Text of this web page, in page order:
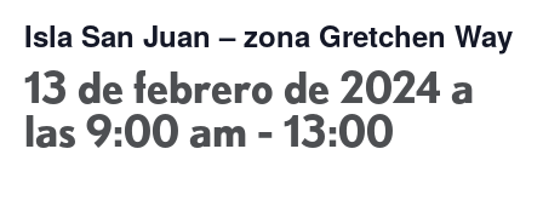
Isla San Juan – zona Gretchen Way
13 de febrero de 2024 a
las 9:00 am - 13:00